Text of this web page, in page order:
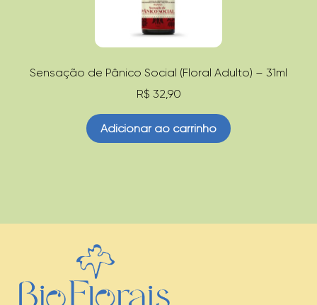
Sensação de Pânico Social (Floral Adulto) – 31ml
R$ 32,90
Adicionar ao carrinho